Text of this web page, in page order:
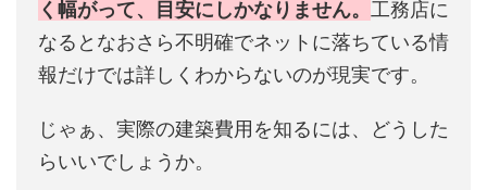
く幅がって、目安にしかなりません。 工務店に
なるとなおさら不明確でネットに落ちている情
報だけでは詳しくわからないのが現実です。
じゃぁ、実際の建築費用を知るには、どうした
らいいでしょうか。